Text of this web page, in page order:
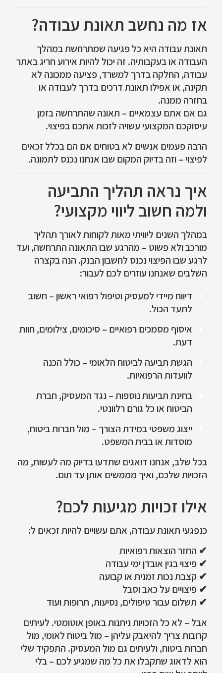
אז מה נחשב תאונת עבודה?
תאונת עבודה היא כל פגיעה שמתרחשת במהלך
העבודה או בעקבותיה. זה יכול להיות אירוע חריג באתר
עבודה, החלקה בדרך למשרד, פציעה ממכונה לא
תקינה, או אפילו תאונת דרכים בדרך לעבודה או
בחזרה ממנה.
גם אם אתם עצמאיים – תאונה שהתרחשה בזמן
עיסוקכם המקצועי עשויה לזכות אתכם בפיצוי.
הרבה פעמים אנשים לא בטוחים אם הם בכלל זכאים
לפיצוי – וזה בדיוק המקום שבו אנחנו נכנס לתמונה.
איך נראה תהליך התביעה
ולמה חשוב ליווי מקצועי?
במהלך השנים ליוויתי מאות לקוחות לאורך תהליך
מורכב ולא פשוט – מהרגע שבו התאונה התרחשה, ועד
לרגע שבו הפיצוי נכנס לחשבון הבנק. הנה בקצרה
השלבים שאנחנו עוזרים לכם לעבור:
דיווח מיידי למעסיק וטיפול רפואי ראשון – חשוב
לתעד הכול.
איסוף מסמכים רפואיים – סיכומים, צילומים, חוות
דעת.
הגשת תביעה לביטוח הלאומי – כולל הכנה
לוועדות הרפואיות.
בחינת תביעות נוספות – נגד המעסיק, חברת
הביטוח או כל גורם רלוונטי.
ייצוג משפטי במידת הצורך – מול חברות ביטוח,
מוסדות או בבית המשפט.
בכל שלב, אנחנו דואגים שתדעו בדיוק מה לעשות, מה
הזכויות שלכם, ואיך מממשים אותן עד תום.
אילו זכויות מגיעות לכם?
כנפגעי תאונת עבודה, אתם עשויים להיות זכאים ל:
✔ החזר הוצאות רפואיות
✔ פיצוי בגין אובדן ימי עבודה
✔ קצבת נכות זמנית או קבועה
✔ פיצויים על כאב וסבל
✔ תשלום עבור טיפולים, נסיעות, תרופות ועוד
אבל – לא כל הזכויות ניתנות באופן אוטומטי. לעיתים
קרובות צריך להיאבק עליהן – מול ביטוח לאומי, מול
חברות ביטוח, ולעיתים גם מול המעסיק. התפקיד שלי
הוא לדאוג שתקבלו את כל מה שמגיע לכם – בלי